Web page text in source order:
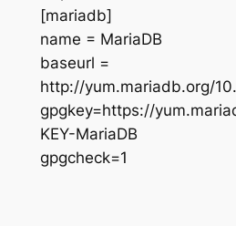
[mariadb]
name = MariaDB
baseurl =
http://yum.mariadb.org/
gpgkey=https://
KEY-MariaDB
gpgcheck=1